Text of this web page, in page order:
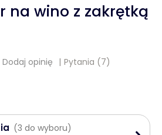
na wino z zakrętką
Dodaj opinię Pytania (7)
(3 do wyboru)